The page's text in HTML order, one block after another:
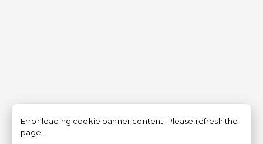
Error loading cookie banner content. Please refresh the
page.